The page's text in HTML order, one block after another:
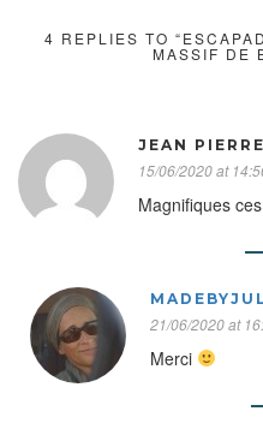
4 REPLIES TO
MASSIF DE
JEAN
15/06/2020 at
Magnifiques
21/06/2020 at
Merci